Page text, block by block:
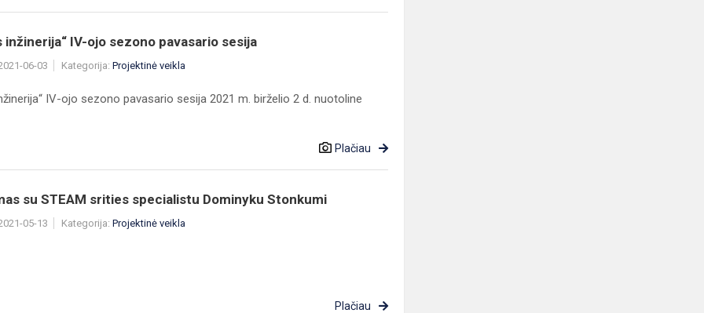
inžinerija“ IV-ojo sezono pavasario sesija
06-03 Kategorija: Projektinė veikla
IV-ojo sezono pavasario sesija 2021 m. birželio 2 d. nuotoline
Plačiau
su STEAM srities specialistu Dominyku Stonkumi
05-13 Kategorija: Projektinė veikla
Plačiau